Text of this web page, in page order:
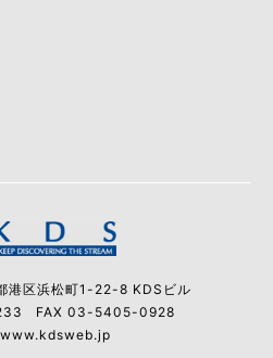
港区浜松町1-22-8 KDSビル
FAX 03-5405-0928